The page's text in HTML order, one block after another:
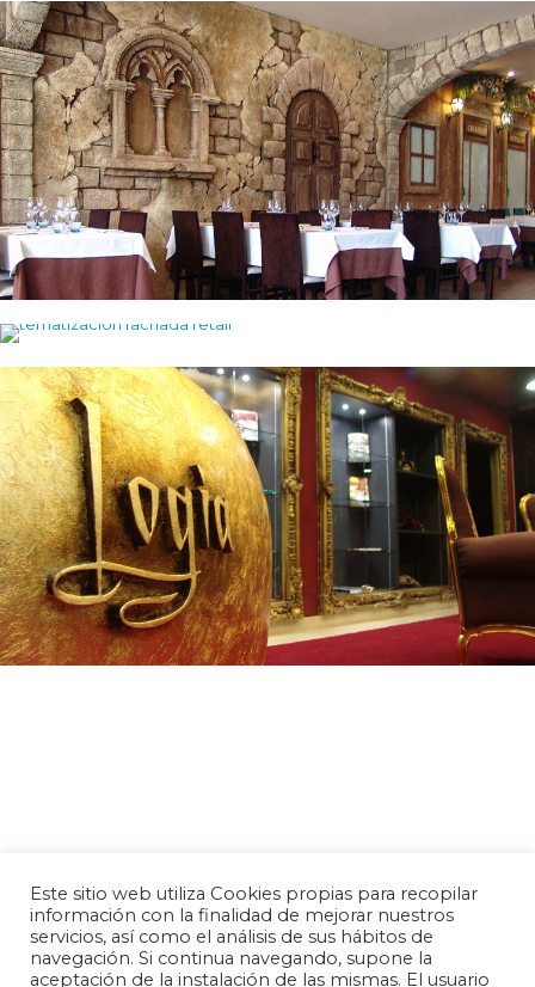
Tematización de Restaurante La Piazza
Diseño y tematización de fachada. BIMBA Y
LOLA
Diseño y construcción de locales comerciales.
LOGIA TATTOO
Este sitio web utiliza Cookies propias para recopilar
información con la finalidad de mejorar nuestros
servicios, así como el análisis de sus hábitos de
navegación. Si continua navegando, supone la
aceptación de la instalación de las mismas. El usuario